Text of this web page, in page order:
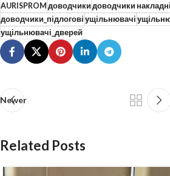
AURISPROM доводчики доводчики накладні
доводчики_підлогові ущільнювачі
ущільнювачі_дверей
Newer
Related Posts